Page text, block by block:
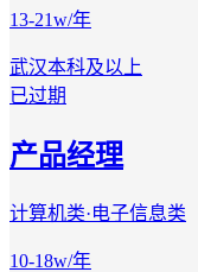
13-21w/年
武汉本科及以上
已过期
产品经理
计算机类·电子信息类
10-18w/年